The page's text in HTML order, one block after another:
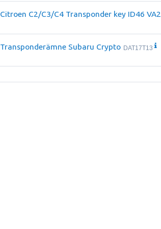
Citroen C2/C3/C4 Transponder key ID46 VA2
Transponderämne Subaru Crypto DAT17T13